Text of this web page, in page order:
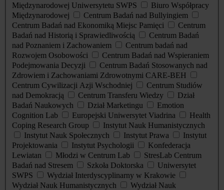
Międzynarodowej Uniwersytetu SWPS
Biuro Współpracy
Międzynarodowej
Centrum Badań nad Bullyingiem
Centrum Badań nad Ekonomiką Miejsc Pamięci
Centrum
Badań nad Historią i Sprawiedliwością
Centrum Badań
nad Poznaniem i Zachowaniem
Centrum badań nad
Rozwojem Osobowości
Centrum Badań nad Wspieraniem
Podejmowania Decyzji
Centrum Badań Stosowanych nad
Zdrowiem i Zachowaniami Zdrowotnymi CARE-BEH
Centrum Cywilizacji Azji Wschodniej
Centrum Studiów
nad Demokracją
Centrum Transferu Wiedzy
Dział
Badań Naukowych
Dział Marketingu
Emotion
Cognition Lab
Europejski Uniwersytet Viadrina
Health
Coping Research Group
Instytut Nauk Humanistycznych
Instytut Nauk Społecznych
Instytut Prawa
Instytut
Projektowania
Instytut Psychologii
Konfederacja
Lewiatan
Młodzi w Centrum Lab
StresLab Centrum
Badań nad Stresem
Szkoła Doktorska
Uniwersytet
SWPS
Wydział Interdyscyplinarny w Krakowie
Wydział Nauk Humanistycznych
Wydział Nauk